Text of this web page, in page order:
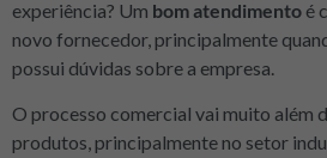
experiência? Um bom atendimento é
novo fornecedor, principalmente
possui dúvidas sobre a empresa.
O processo comercial vai muito além
produtos, principalmente no setor